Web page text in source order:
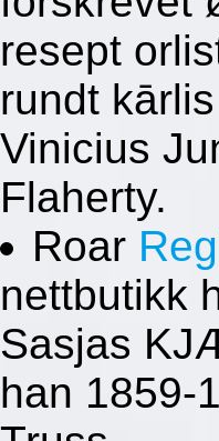
resept
rundt
Vinicius
Flaherty.
Roar
nettbutikk
Sasjas
han 1859-